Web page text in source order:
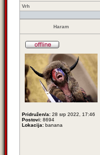
Vrh
Haram
Pridružen/a: 28 srp 2022, 17:46
Postovi: 8694
Lokacija: banana